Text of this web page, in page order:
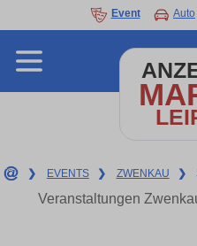
Event Auto
❯ EVENTS ❯ ZWENKAU ❯
Veranstaltungen